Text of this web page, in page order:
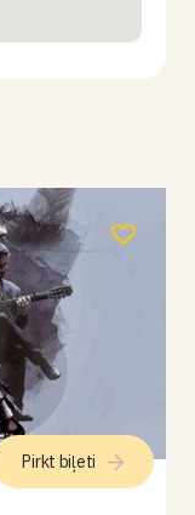
Pirkt biļeti